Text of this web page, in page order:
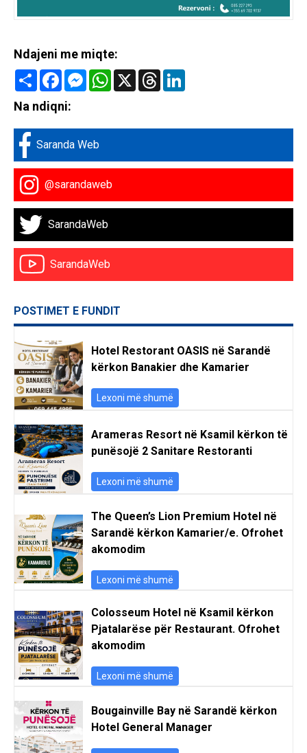
Ndajeni me miqte:
Share FacebookMessenger
WhatsApp
X Threads
Na ndiqni:
Saranda Web
@sarandaweb
SarandaWeb
SarandaWeb
POSTIMET E FUNDIT
Hotel Restorant OASIS në Sarandë
kërkon Banakier dhe Kamarier
Lexoni më shumë
Arameras Resort në Ksamil kërkon të
punësojë 2 Sanitare Restoranti
Lexoni më shumë
The Queen’s Lion Premium Hotel në
Sarandë kërkon Kamarier/e. Ofrohet
akomodim
Lexoni më shumë
Colosseum Hotel në Ksamil kërkon
Pjatalarëse për Restaurant. Ofrohet
akomodim
Lexoni më shumë
Bougainville Bay në Sarandë kërkon
Hotel General Manager